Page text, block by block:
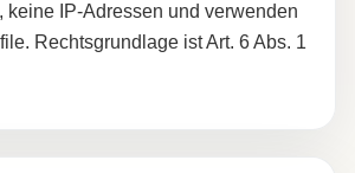
keine IP-Adressen und verwenden
Rechtsgrundlage ist Art. 6 Abs. 1